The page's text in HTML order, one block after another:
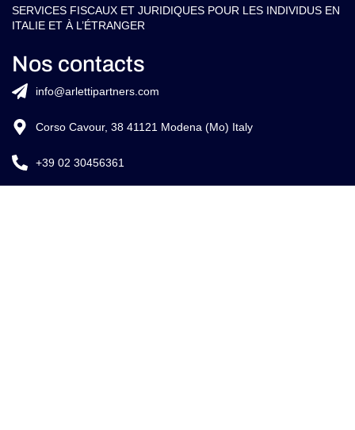
SERVICES FISCAUX ET JURIDIQUES POUR LES INDIVIDUS EN
ITALIE ET À L’ÉTRANGER
Nos contacts
info@arlettipartners.com
Corso Cavour, 38 41121 Modena (Mo) Italy
+39 02 30456361